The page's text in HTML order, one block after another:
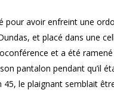
avoir enfreint une
et placé dans une
et a été
pantalon pendant qu’il
le plaignant semblait